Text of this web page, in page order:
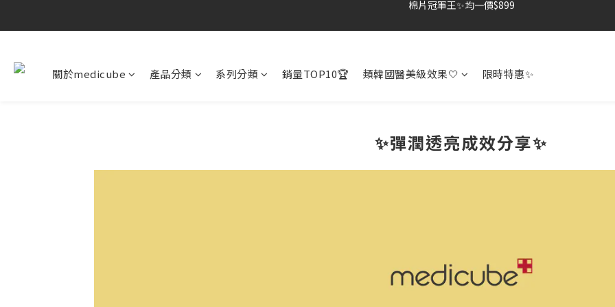
棉片冠軍王✨均一價$899
關於medicube 產品分類 系列分類 銷量TOP10🏆 類韓國醫美級效果🤍 限時特惠✨
✨彈潤透亮成效分享✨